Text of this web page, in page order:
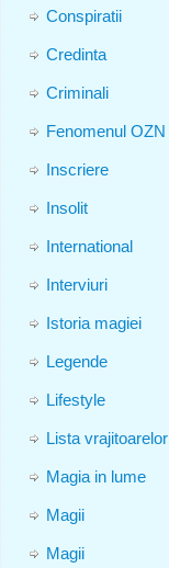
Conspiratii
Credinta
Criminali
Fenomenul OZN
Inscriere
Insolit
International
Interviuri
Istoria magiei
Legende
Lifestyle
Lista vrajitoarelor
Magia in lume
Magii
Magii